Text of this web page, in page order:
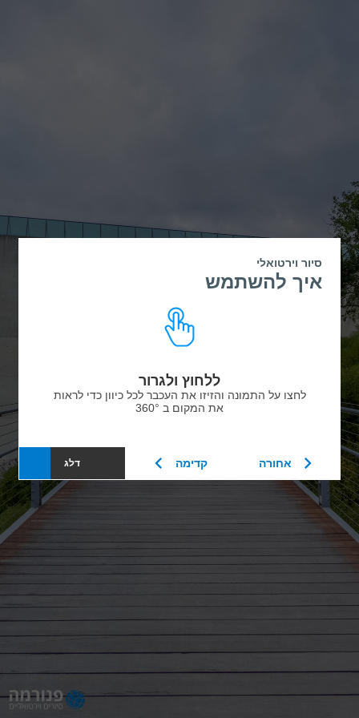
סיור וירטואלי
איך להשתמש
ללחוץ ולגרור
לחצו על התמונה והזיזו את העכבר לכל כיוון כדי לראות
את המקום ב 360°
אחורה קדימה דלג